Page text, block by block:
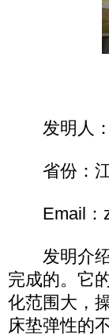
发明人：
省份：
Email：
发明介绍
完成的。它
化范围大，
床垫弹性的